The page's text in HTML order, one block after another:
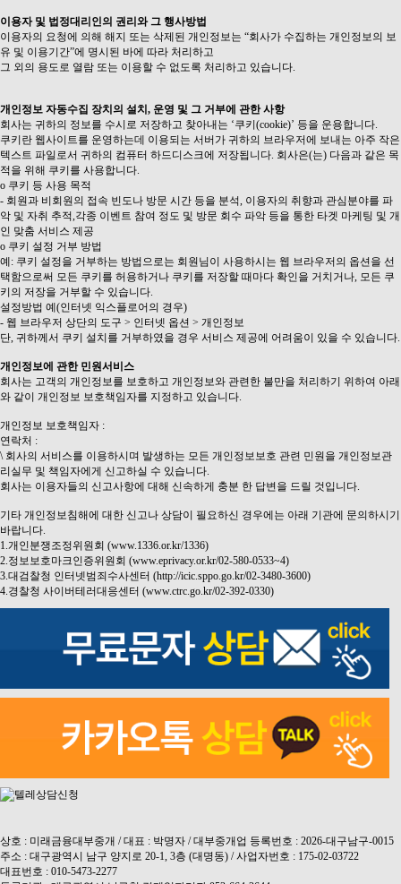
이용자 및 법정대리인의 권리와 그 행사방법
이용자의 요청에 의해 해지 또는 삭제된 개인정보는 “회사가 수집하는 개인정보의 보
유 및 이용기간”에 명시된 바에 따라 처리하고
그 외의 용도로 열람 또는 이용할 수 없도록 처리하고 있습니다.
개인정보 자동수집 장치의 설치, 운영 및 그 거부에 관한 사항
회사는 귀하의 정보를 수시로 저장하고 찾아내는 ‘쿠키(cookie)’ 등을 운용합니다.
쿠키란 웹사이트를 운영하는데 이용되는 서버가 귀하의 브라우저에 보내는 아주 작은
텍스트 파일로서 귀하의 컴퓨터 하드디스크에 저장됩니다. 회사은(는) 다음과 같은 목
적을 위해 쿠키를 사용합니다.
ο 쿠키 등 사용 목적
- 회원과 비회원의 접속 빈도나 방문 시간 등을 분석, 이용자의 취향과 관심분야를 파
악 및 자취 추적,각종 이벤트 참여 정도 및 방문 회수 파악 등을 통한 타겟 마케팅 및 개
인 맞춤 서비스 제공
ο 쿠키 설정 거부 방법
예: 쿠키 설정을 거부하는 방법으로는 회원님이 사용하시는 웹 브라우저의 옵션을 선
택함으로써 모든 쿠키를 허용하거나 쿠키를 저장할 때마다 확인을 거치거나, 모든 쿠
키의 저장을 거부할 수 있습니다.
설정방법 예(인터넷 익스플로어의 경우)
- 웹 브라우저 상단의 도구 > 인터넷 옵션 > 개인정보
단, 귀하께서 쿠키 설치를 거부하였을 경우 서비스 제공에 어려움이 있을 수 있습니다.
개인정보에 관한 민원서비스
회사는 고객의 개인정보를 보호하고 개인정보와 관련한 불만을 처리하기 위하여 아래
와 같이 개인정보 보호책임자를 지정하고 있습니다.
개인정보 보호책임자 :
연락처 :
\ 회사의 서비스를 이용하시며 발생하는 모든 개인정보보호 관련 민원을 개인정보관
리실무 및 책임자에게 신고하실 수 있습니다.
회사는 이용자들의 신고사항에 대해 신속하게 충분 한 답변을 드릴 것입니다.
기타 개인정보침해에 대한 신고나 상담이 필요하신 경우에는 아래 기관에 문의하시기
바랍니다.
1.개인분쟁조정위원회 (www.1336.or.kr/1336)
2.정보보호마크인증위원회 (www.eprivacy.or.kr/02-580-0533~4)
3.대검찰청 인터넷범죄수사센터 (http://icic.sppo.go.kr/02-3480-3600)
4.경찰청 사이버테러대응센터 (www.ctrc.go.kr/02-392-0330)
상호 : 미래금융대부중개 / 대표 : 박명자 / 대부중개업 등록번호 : 2026-대구남구-0015
주소 : 대구광역시 남구 양지로 20-1, 3층 (대명동) / 사업자번호 : 175-02-03722
대표번호 : 010-5473-2277